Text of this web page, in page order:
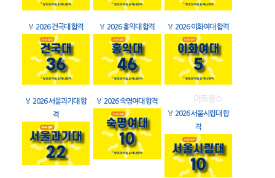
🏅 2026 건국대 합격 🏅 2026 홍익대 합격 🏅 2026 이화여대 합격
🏅 2026 서울과기대 합
격
🏅 2026 숙명여대 합격
🏅 2026 서울시립대 합
격